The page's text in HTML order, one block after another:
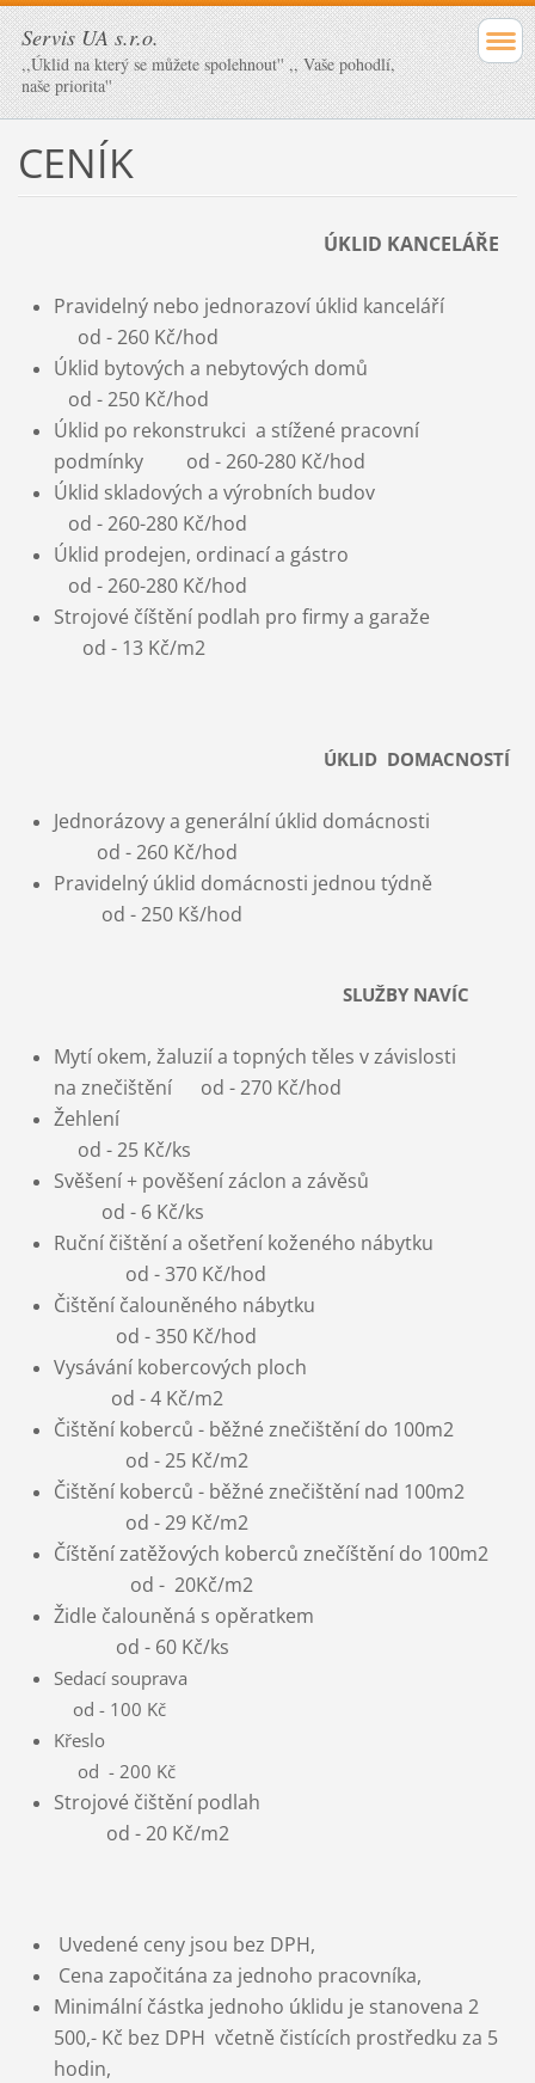
Servis UA s.r.o.
,,Úklid na který se můžete spolehnout'' ,, Vaše pohodlí,
naše priorita''
CENÍK
ÚKLID KANCELÁŘE
Pravidelný nebo jednorazoví úklid kanceláří
od - 260 Kč/hod
Úklid bytových a nebytových domů
od - 250 Kč/hod
Úklid po rekonstrukci a stížené pracovní
podmínky od - 260-280 Kč/hod
Úklid skladových a výrobních budov
od - 260-280 Kč/hod
Úklid prodejen, ordinací a gástro
od - 260-280 Kč/hod
Strojové číštění podlah pro firmy a garaže
od - 13 Kč/m2
ÚKLID DOMACNOSTÍ
Jednorázovy a generální úklid domácnosti
od - 260 Kč/hod
Pravidelný úklid domácnosti jednou týdně
od - 250 Kš/hod
SLUŽBY NAVÍC
Mytí okem, žaluzií a topných těles v závislosti
na znečištění od - 270 Kč/hod
Žehlení
od - 25 Kč/ks
Svěšení + pověšení záclon a závěsů
od - 6 Kč/ks
Ruční čištění a ošetření koženého nábytku
od - 370 Kč/hod
Čištění čalouněného nábytku
od - 350 Kč/hod
Vysávání kobercových ploch
od - 4 Kč/m2
Čištění koberců - běžné znečištění do 100m2
od - 25 Kč/m2
Čištění koberců - běžné znečištění nad 100m2
od - 29 Kč/m2
Číštění zatěžových koberců znečíštění do 100m2
od - 20Kč/m2
Židle čalouněná s opěratkem
od - 60 Kč/ks
Sedací souprava
od - 100 Kč
Křeslo
od - 200 Kč
Strojové čištění podlah
od - 20 Kč/m2
Uvedené ceny jsou bez DPH,
Cena započitána za jednoho pracovníka,
Minimální částka jednoho úklidu je stanovena 2
500,- Kč bez DPH včetně čistících prostředku za 5
hodin,